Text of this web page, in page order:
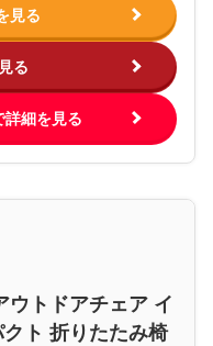
見る
る
詳細を見る
ウトドアチェア イ
ト 折りたたみ椅